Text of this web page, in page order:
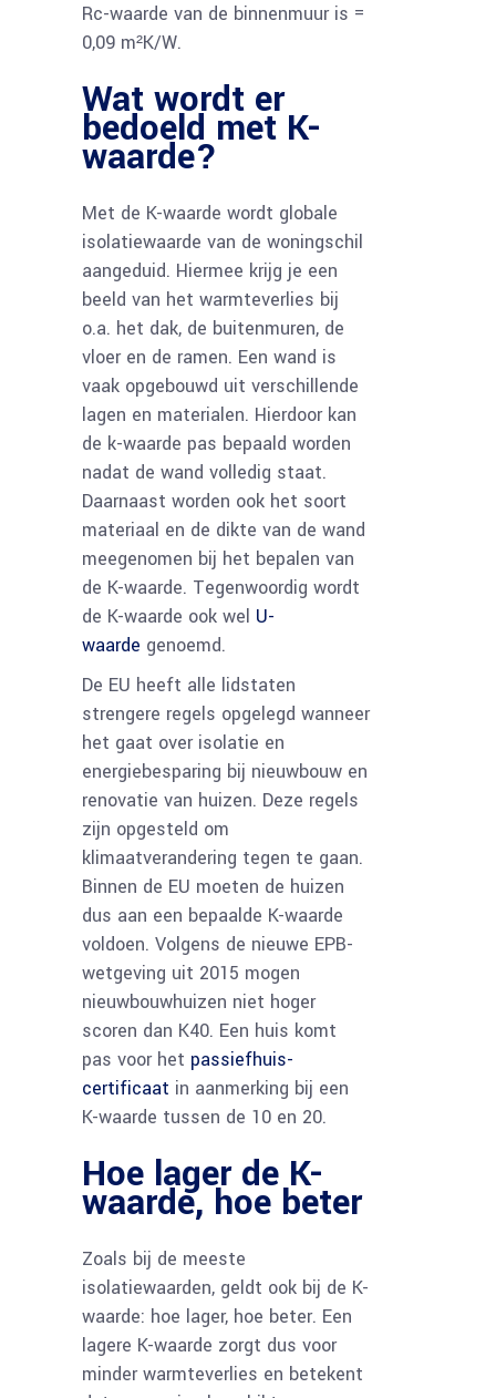
Rc-waarde van de binnenmuur is =
0,09 m²K/W.
Wat wordt er
bedoeld met K-
waarde?
Met de K-waarde wordt globale
isolatiewaarde van de woningschil
aangeduid. Hiermee krijg je een
beeld van het warmteverlies bij
o.a. het dak, de buitenmuren, de
vloer en de ramen. Een wand is
vaak opgebouwd uit verschillende
lagen en materialen. Hierdoor kan
de k-waarde pas bepaald worden
nadat de wand volledig staat.
Daarnaast worden ook het soort
materiaal en de dikte van de wand
meegenomen bij het bepalen van
de K-waarde. Tegenwoordig wordt
de K-waarde ook wel U-
waarde genoemd.
De EU heeft alle lidstaten
strengere regels opgelegd wanneer
het gaat over isolatie en
energiebesparing bij nieuwbouw en
renovatie van huizen. Deze regels
zijn opgesteld om
klimaatverandering tegen te gaan.
Binnen de EU moeten de huizen
dus aan een bepaalde K-waarde
voldoen. Volgens de nieuwe EPB-
wetgeving uit 2015 mogen
nieuwbouwhuizen niet hoger
scoren dan K40. Een huis komt
pas voor het passiefhuis-
certificaat in aanmerking bij een
K-waarde tussen de 10 en 20.
Hoe lager de K-
waarde, hoe beter
Zoals bij de meeste
isolatiewaarden, geldt ook bij de K-
waarde: hoe lager, hoe beter. Een
lagere K-waarde zorgt dus voor
minder warmteverlies en betekent